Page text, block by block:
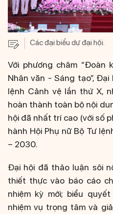
Các đại biểu dự đại hội.
Với phương châm
Nhân văn - Sáng tạo”,
lệnh Cảnh vệ lần thứ X,
hoàn thành toàn bộ nội
hội đã nhất trí cao (với số
hành Hội Phụ nữ Bộ Tư
– 2030.
Đại hội đã thảo luận sôi
thiết thực vào báo cáo
nhiệm kỳ mới; biểu
nhiệm vụ trọng tâm và